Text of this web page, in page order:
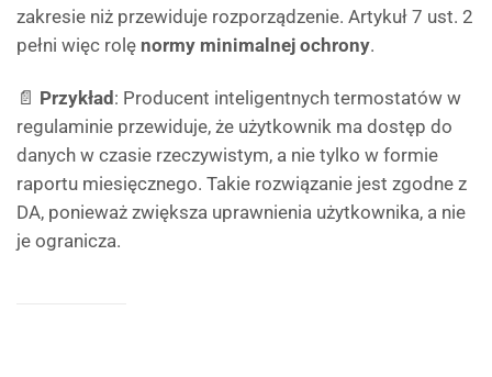
zakresie niż przewiduje rozporządzenie. Artykuł 7 ust. 2
pełni więc rolę normy minimalnej ochrony.
📄 Przykład : Producent inteligentnych termostatów w
regulaminie przewiduje, że użytkownik ma dostęp do
danych w czasie rzeczywistym, a nie tylko w formie
raportu miesięcznego. Takie rozwiązanie jest zgodne z
DA, ponieważ zwiększa uprawnienia użytkownika, a nie
je ogranicza.